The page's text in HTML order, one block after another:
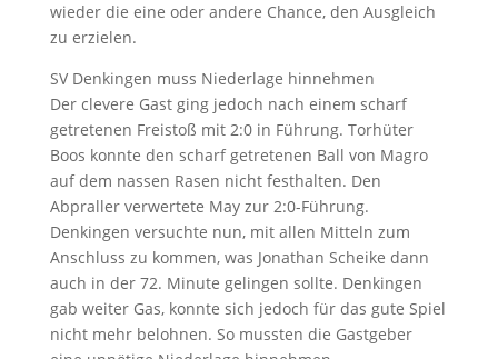
wieder die eine oder andere Chance, den Ausgleich
zu erzielen.
SV Denkingen muss Niederlage hinnehmen
Der clevere Gast ging jedoch nach einem scharf
getretenen Freistoß mit 2:0 in Führung. Torhüter
Boos konnte den scharf getretenen Ball von Magro
auf dem nassen Rasen nicht festhalten. Den
Abpraller verwertete May zur 2:0-Führung.
Denkingen versuchte nun, mit allen Mitteln zum
Anschluss zu kommen, was Jonathan Scheike dann
auch in der 72. Minute gelingen sollte. Denkingen
gab weiter Gas, konnte sich jedoch für das gute Spiel
nicht mehr belohnen. So mussten die Gastgeber